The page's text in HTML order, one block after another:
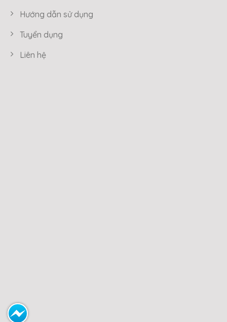
Hướng dẫn sử dụng
Tuyển dụng
Liên hệ